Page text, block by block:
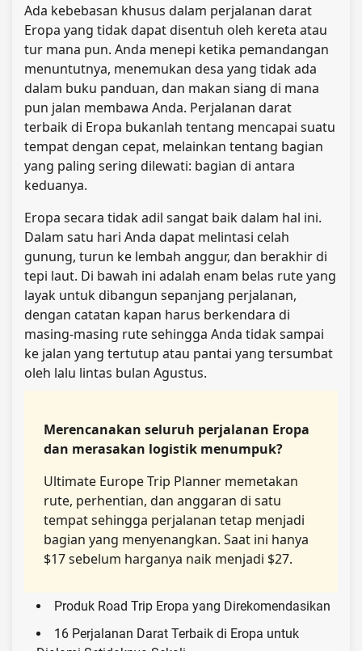
Ada kebebasan khusus dalam perjalanan darat
Eropa yang tidak dapat disentuh oleh kereta atau
tur mana pun. Anda menepi ketika pemandangan
menuntutnya, menemukan desa yang tidak ada
dalam buku panduan, dan makan siang di mana
pun jalan membawa Anda. Perjalanan darat
terbaik di Eropa bukanlah tentang mencapai suatu
tempat dengan cepat, melainkan tentang bagian
yang paling sering dilewati: bagian di antara
keduanya.
Eropa secara tidak adil sangat baik dalam hal ini.
Dalam satu hari Anda dapat melintasi celah
gunung, turun ke lembah anggur, dan berakhir di
tepi laut. Di bawah ini adalah enam belas rute yang
layak untuk dibangun sepanjang perjalanan,
dengan catatan kapan harus berkendara di
masing-masing rute sehingga Anda tidak sampai
ke jalan yang tertutup atau pantai yang tersumbat
oleh lalu lintas bulan Agustus.
Merencanakan seluruh perjalanan Eropa
dan merasakan logistik menumpuk?
Ultimate Europe Trip Planner memetakan
rute, perhentian, dan anggaran di satu
tempat sehingga perjalanan tetap menjadi
bagian yang menyenangkan. Saat ini hanya
$17 sebelum harganya naik menjadi $27.
Produk Road Trip Eropa yang Direkomendasikan
16 Perjalanan Darat Terbaik di Eropa untuk